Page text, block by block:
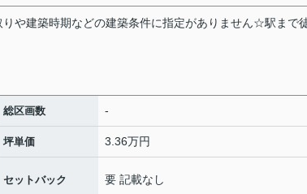
や建築時期などの建築条件に指定がありません☆駅まで
総区画数 -
坪単価 3.36万円
セットバック 要 記載なし